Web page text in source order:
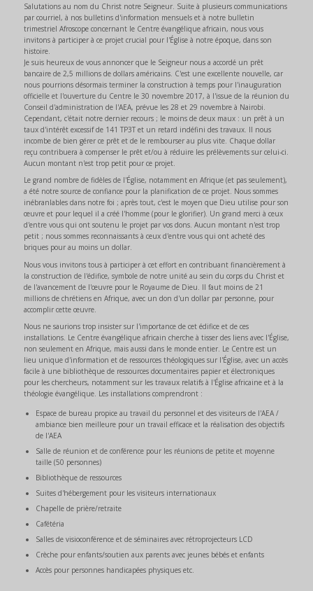
Salutations au nom du Christ notre Seigneur. Suite à plusieurs communications
par courriel, à nos bulletins d'information mensuels et à notre bulletin
trimestriel Afroscope concernant le Centre évangélique africain, nous vous
invitons à participer à ce projet crucial pour l'Église à notre époque, dans son
histoire.
Je suis heureux de vous annoncer que le Seigneur nous a accordé un prêt
bancaire de 2,5 millions de dollars américains. C'est une excellente nouvelle, car
nous pourrions désormais terminer la construction à temps pour l'inauguration
officielle et l'ouverture du Centre le 30 novembre 2017, à l'issue de la réunion du
Conseil d'administration de l'AEA, prévue les 28 et 29 novembre à Nairobi.
Cependant, c'était notre dernier recours ; le moins de deux maux : un prêt à un
taux d'intérêt excessif de 141 TP3T et un retard indéfini des travaux. Il nous
incombe de bien gérer ce prêt et de le rembourser au plus vite. Chaque dollar
reçu contribuera à compenser le prêt et/ou à réduire les prélèvements sur celui-ci.
Aucun montant n'est trop petit pour ce projet.
Le grand nombre de fidèles de l'Église, notamment en Afrique (et pas seulement),
a été notre source de confiance pour la planification de ce projet. Nous sommes
inébranlables dans notre foi ; après tout, c'est le moyen que Dieu utilise pour son
œuvre et pour lequel il a créé l'homme (pour le glorifier). Un grand merci à ceux
d'entre vous qui ont soutenu le projet par vos dons. Aucun montant n'est trop
petit ; nous sommes reconnaissants à ceux d'entre vous qui ont acheté des
briques pour au moins un dollar.
Nous vous invitons tous à participer à cet effort en contribuant financièrement à
la construction de l'édifice, symbole de notre unité au sein du corps du Christ et
de l'avancement de l'œuvre pour le Royaume de Dieu. Il faut moins de 21
millions de chrétiens en Afrique, avec un don d'un dollar par personne, pour
accomplir cette œuvre.
Nous ne saurions trop insister sur l'importance de cet édifice et de ces
installations. Le Centre évangélique africain cherche à tisser des liens avec l'Église,
non seulement en Afrique, mais aussi dans le monde entier. Le Centre est un
lieu unique d'information et de ressources théologiques sur l'Église, avec un accès
facile à une bibliothèque de ressources documentaires papier et électroniques
pour les chercheurs, notamment sur les travaux relatifs à l'Église africaine et à la
théologie évangélique. Les installations comprendront :
Espace de bureau propice au travail du personnel et des visiteurs de l'AEA /
ambiance bien meilleure pour un travail efficace et la réalisation des objectifs
de l'AEA
Salle de réunion et de conférence pour les réunions de petite et moyenne
taille (50 personnes)
Bibliothèque de ressources
Suites d'hébergement pour les visiteurs internationaux
Chapelle de prière/retraite
Cafétéria
Salles de visioconférence et de séminaires avec rétroprojecteurs LCD
Crèche pour enfants/soutien aux parents avec jeunes bébés et enfants
Accès pour personnes handicapées physiques etc.